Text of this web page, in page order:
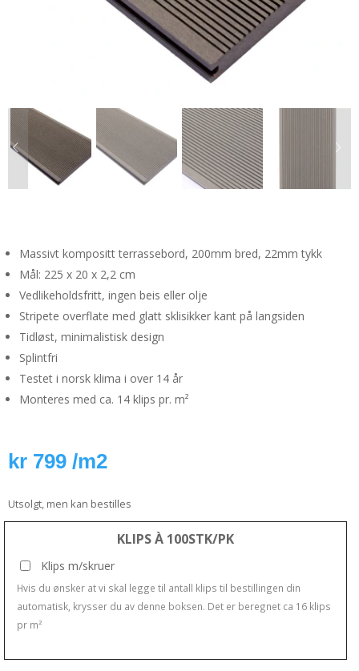
Massivt kompositt terrassebord, 200mm bred, 22mm tykk
Mål: 225 x 20 x 2,2 cm
Vedlikeholdsfritt, ingen beis eller olje
Stripete overflate med glatt sklisikker kant på langsiden
Tidløst, minimalistisk design
Splintfri
Testet i norsk klima i over 14 år
Monteres med ca. 14 klips pr. m²
kr 799 /m2
Utsolgt, men kan bestilles
KLIPS À 100STK/PK
Klips m/skruer
Hvis du ønsker at vi skal legge til antall klips til bestillingen din
automatisk, krysser du av denne boksen. Det er beregnet ca 16 klips
pr m²